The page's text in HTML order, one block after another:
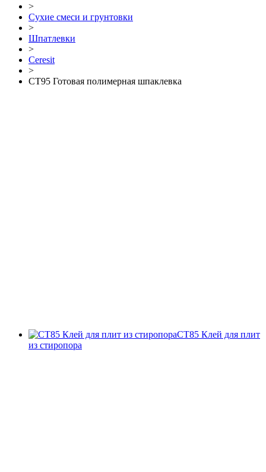
>
Сухие смеси и грунтовки
>
Шпатлевки
>
Ceresit
>
СТ95 Готовая полимерная шпаклевка
СТ85 Клей для плит
из стиропора